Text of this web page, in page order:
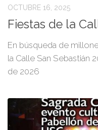
OCTUBRE 16, 2025
Fiestas de la
En búsqueda de
la Calle San Sebastián
de 2026